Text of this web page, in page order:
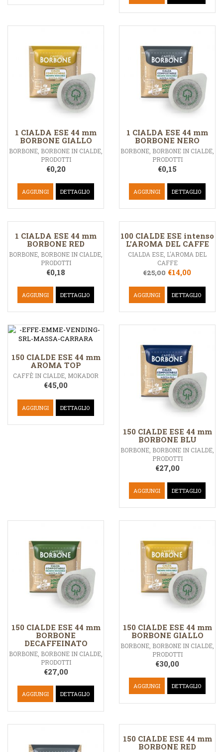
1 CIALDA ESE 44 mm
BORBONE GIALLO
BORBONE BORBONE IN CIALDE
PRODOTTI
€0,20
AGGIUNGI DETTAGLIO
1 CIALDA ESE 44 mm
BORBONE NERO
BORBONE BORBONE IN CIALDE
PRODOTTI
€0,15
AGGIUNGI DETTAGLIO
1 CIALDA ESE 44 mm
BORBONE RED
BORBONE BORBONE IN CIALDE
PRODOTTI
€0,18
AGGIUNGI DETTAGLIO
100 CIALDE ESE intenso
L’AROMA DEL CAFFE
CIALDA ESE L'AROMA DEL
CAFFE
€25,00 €14,00
AGGIUNGI DETTAGLIO
150 CIALDE ESE 44 mm
AROMA TOP
CAFFÈ IN CIALDE MOKADOR
€45,00
AGGIUNGI DETTAGLIO
150 CIALDE ESE 44 mm
BORBONE BLU
BORBONE BORBONE IN CIALDE
PRODOTTI
€27,00
AGGIUNGI DETTAGLIO
150 CIALDE ESE 44 mm
BORBONE
DECAFFEINATO
BORBONE BORBONE IN CIALDE
PRODOTTI
€27,00
AGGIUNGI DETTAGLIO
150 CIALDE ESE 44 mm
BORBONE GIALLO
BORBONE BORBONE IN CIALDE
PRODOTTI
€30,00
AGGIUNGI DETTAGLIO
150 CIALDE ESE 44 mm
BORBONE RED